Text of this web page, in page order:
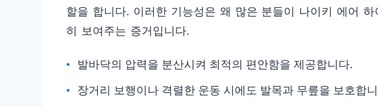
할을 합니다. 이러한 기능성은 왜 많은 분들이 나이키 에어
히 보여주는 증거입니다.
발바닥의 압력을 분산시켜 최적의 편안함을 제공합니다.
장거리 보행이나 격렬한 운동 시에도 발목과 무릎을 보호합